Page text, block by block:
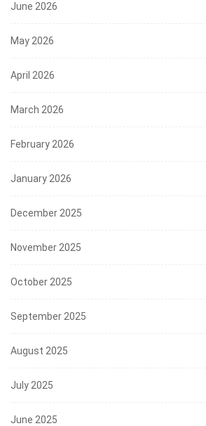
June 2026
May 2026
April 2026
March 2026
February 2026
January 2026
December 2025
November 2025
October 2025
September 2025
August 2025
July 2025
June 2025